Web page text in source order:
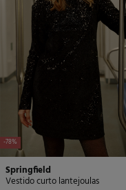
-78%
Springfield
Vestido curto lantejoulas